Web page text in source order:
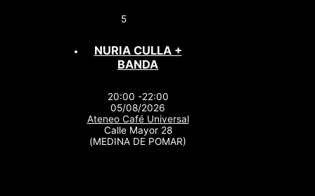
5
NURIA CULLA +
BANDA
20:00 -22:00
05/08/2026
Ateneo Café Universal
Calle Mayor 28
(MEDINA DE POMAR)